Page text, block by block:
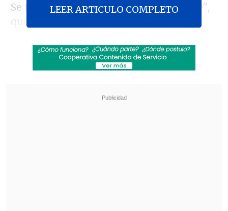
Se trata de"El Mejor Maestro de Chile",
que se emitirá durante el segundo
su producción- busca "celebrar el oficio,
destacar el profesionalismo y visibilizar
maestros en la construcción de un mejor
LEER ARTICULO COMPLETO